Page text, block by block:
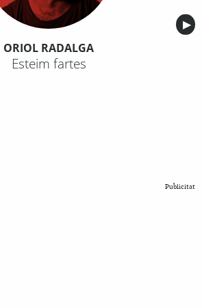
▶︎
ORIOL RADALGA
Esteim fartes
Publicitat